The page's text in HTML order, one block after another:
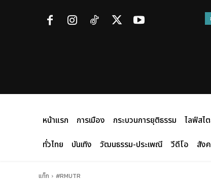
หน้าแรก การเมือง กระบวนการยุติธรรม ไลฟ์สไ
ทั่วไทย
บันเทิง วัฒนธรรม-ประเพณี วีดีโอ สัง
แท็ก #RMUTR